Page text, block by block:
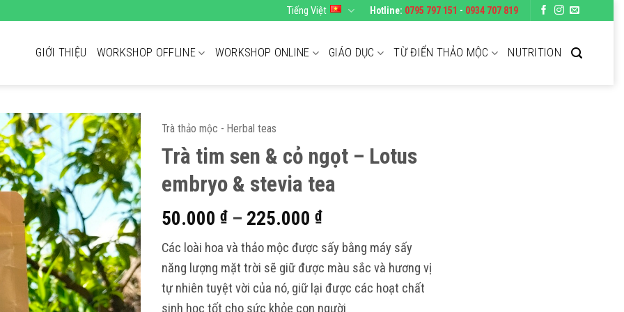
Tiếng Việt Hotline: 0795 797 151 - 0934 707 819
GIỚI THIỆU WORKSHOP OFFLINE WORKSHOP ONLINE GIÁO DỤC TỪ ĐIỂN THẢO MỘC NUTRITION
Trà thảo mộc - Herbal teas
Trà tim sen & cỏ ngọt – Lotus
embryo & stevia tea
50.000 ₫ – 225.000 ₫Khoảng
giá:
từ
50.000 ₫
đến
Các loài hoa và thảo mộc được sấy bằng máy sấy
năng lượng mặt trời sẽ giữ được màu sắc và hương vị
tự nhiên tuyệt vời của nó, giữ lại được các hoạt chất
sinh học tốt cho sức khỏe con người